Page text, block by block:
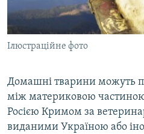
СВІДЧЕННЯ ОКУПАЦІЇ
УКРАЇНСЬКА ПРОБЛЕМА КРИМУ
ІНФОГРАФІКА
Qırımtatar
ДОЛУЧАЙСЯ!
Усі сайти RFE/RL
Ілюстраційне фото
Домашні тварини можуть
між материковою
Росією Кримом за
виданими Україною або